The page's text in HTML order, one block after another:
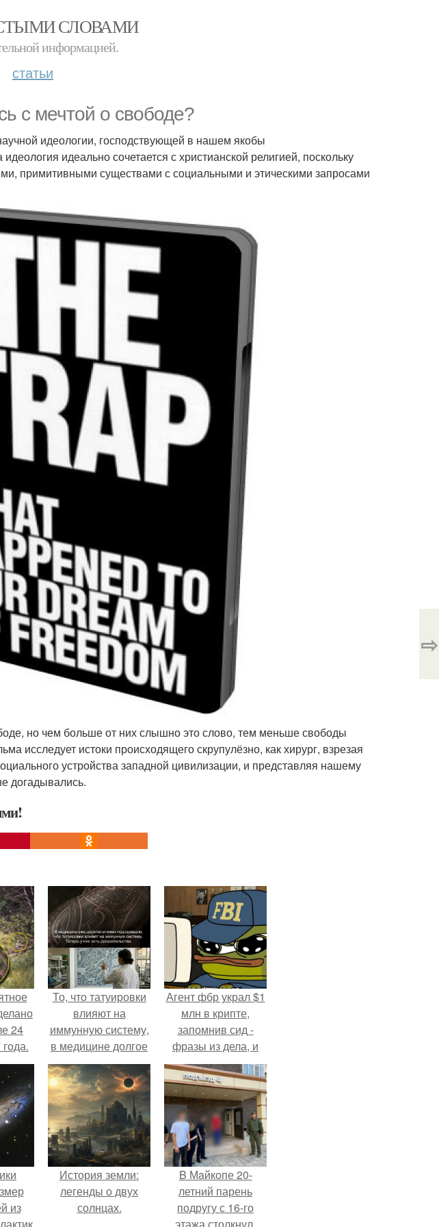
СЛОВАМИ
информацией.
статьи
с мечтой о свободе?
идеологии, господствующей в нашем якобы
идеально сочетается с христианской религией, поскольку
примитивными существами с социальными и этическими запросами
но чем больше от них слышно это слово, тем меньше свободы
исследует истоки происходящего скрупулёзно, как хирург, взрезая
устройства западной цивилизации, и представляя нашему
догадывались.
⇨
24
То, что татуировки
влияют на
иммунную систему,
в медицине долгое
время
рассматривалось
лишь как гипотеза.
Агент фбр украл $1
млн в крипте,
запомнив сид -
фразы из дела, и
советовался с
Chatgpt, как их
потратить.
из
История земли:
легенды о двух
солнцах.
B Мaйкопе 20-
летний парень
подругу с 16-го